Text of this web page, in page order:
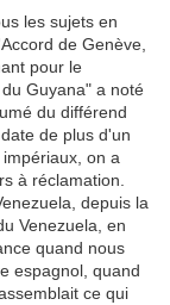
les sujets en
de Genève,
pour le
Guyana" a noté
du différend
de plus d'un
on a
à réclamation.
depuis la
Venezuela, en
quand nous
espagnol, quand
ce qui